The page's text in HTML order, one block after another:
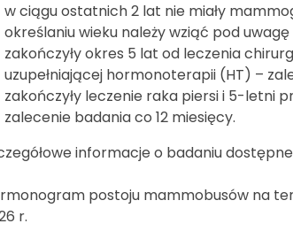
w ciągu ostatnich 2 lat nie miały
określaniu wieku należy wziąć pod
zakończyły okres 5 lat od leczenia
uzupełniającej hormonoterapii (HT) –
zakończyły leczenie raka piersi i 5-letni
zalecenie badania co 12 miesięcy.
informacje o badaniu
postoju mammobusów na
r.